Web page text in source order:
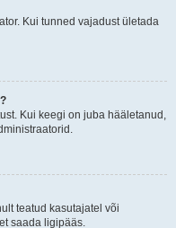
Kui tunned vajadust ületada
Kui keegi on juba hääletanud,
teatud kasutajatel või
saada ligipääs.